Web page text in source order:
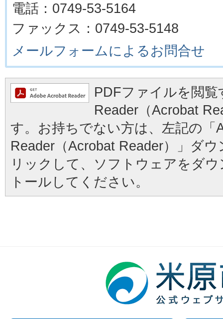
電話：0749-53-5164
ファックス：0749-53-5148
メールフォームによるお問合せ
PDFファイルを閲
Reader（Acrobat
す。お持ちでない方は、左記の「
Reader（Acrobat Reader）」ダ
リックして、ソフトウェアをダ
トールしてください。